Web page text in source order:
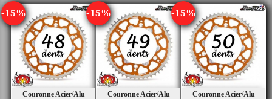
Couronne Acier/Alu
-15%
Couronne Acier/Alu
-15%
Couronne Acier/Alu
-15%